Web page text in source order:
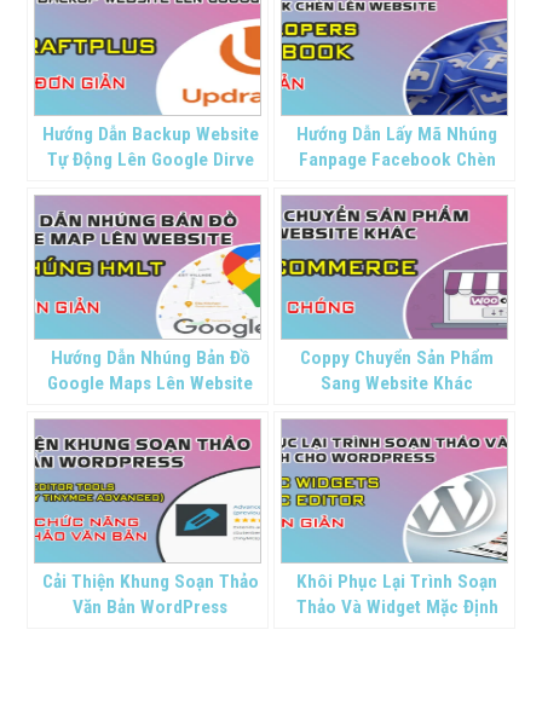
Hướng Dẫn Backup Website
Tự Động Lên Google Dirve
Hướng Dẫn Lấy Mã Nhúng
Fanpage Facebook Chèn
Hướng Dẫn Nhúng Bản Đồ
Google Maps Lên Website
Coppy Chuyển Sản Phẩm
Sang Website Khác
Cải Thiện Khung Soạn Thảo
Văn Bản WordPress
Khôi Phục Lại Trình Soạn
Thảo Và Widget Mặc Định